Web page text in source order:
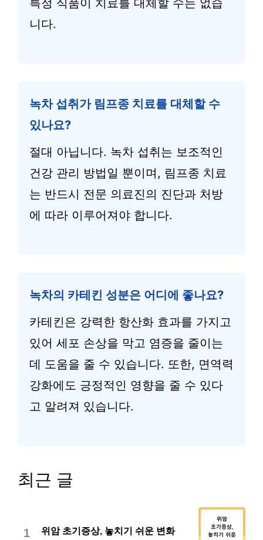
특정 식품이 치료를 대체할 수는 없습
니다.
녹차 섭취가 림프종 치료를 대체할 수
있나요?
절대 아닙니다. 녹차 섭취는 보조적인
건강 관리 방법일 뿐이며, 림프종 치료
는 반드시 전문 의료진의 진단과 처방
에 따라 이루어져야 합니다.
녹차의 카테킨 성분은 어디에 좋나요?
카테킨은 강력한 항산화 효과를 가지고
있어 세포 손상을 막고 염증을 줄이는
데 도움을 줄 수 있습니다. 또한, 면역력
강화에도 긍정적인 영향을 줄 수 있다
고 알려져 있습니다.
최근 글
1 위암 초기증상, 놓치기 쉬운 변화